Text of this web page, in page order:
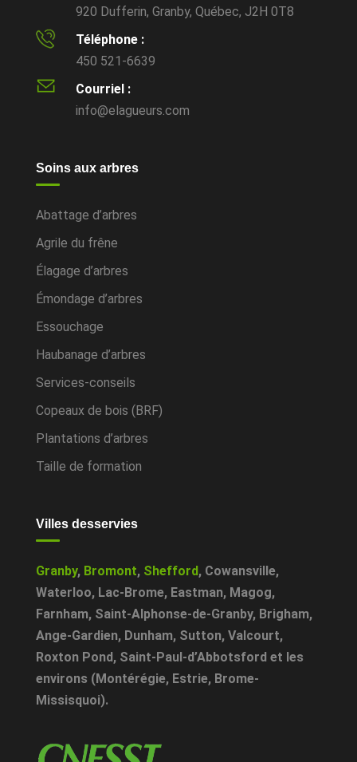
920 Dufferin, Granby, Québec, J2H 0T8
Téléphone :
450 521-6639
Courriel :
info@elagueurs.com
Soins aux arbres
Abattage d’arbres
Agrile du frêne
Élagage d’arbres
Émondage d’arbres
Essouchage
Haubanage d’arbres
Services-conseils
Copeaux de bois (BRF)
Plantations d’arbres
Taille de formation
Villes desservies
Granby, Bromont, Shefford, Cowansville,
Waterloo, Lac-Brome, Eastman, Magog,
Farnham, Saint-Alphonse-de-Granby, Brigham,
Ange-Gardien, Dunham, Sutton, Valcourt,
Roxton Pond, Saint-Paul-d’Abbotsford et les
environs (Montérégie, Estrie, Brome-
Missisquoi).